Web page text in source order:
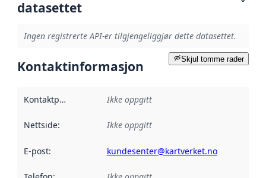
datasettet
Ingen registrerte API-er tilgjengeliggjør dette datasettet.
Skjul tomme rader
Kontaktinformasjon
Kontaktpunkt Ikke oppgitt
Nettside: Ikke oppgitt
E-post: kundesenter@kartverket.no